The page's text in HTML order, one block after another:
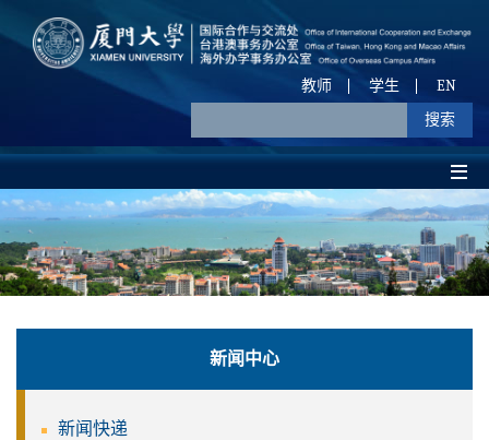
教师 学生 EN
新闻中心
新闻快递